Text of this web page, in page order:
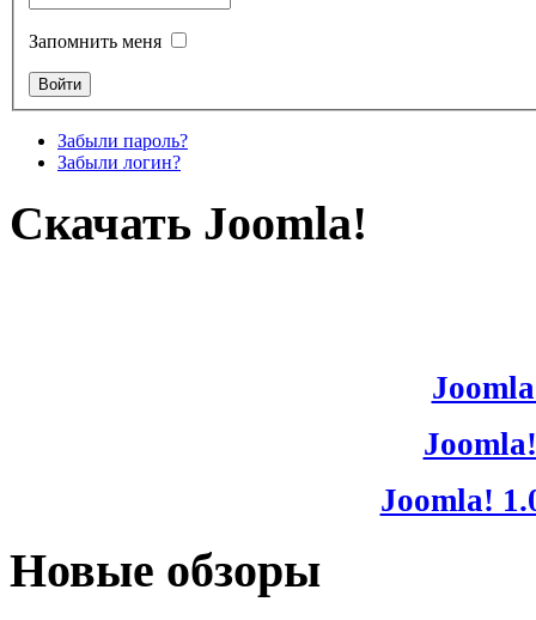
Запомнить меня
Забыли пароль?
Забыли логин?
Скачать Joomla!
Joomla!
Новые обзоры